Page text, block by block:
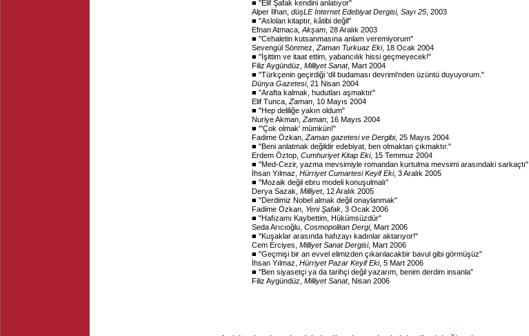
■ "Elif Şafak kendini anlatıyor"
Alper İlhan, düşLE İnternet Edebiyat Dergisi, Sayı 25 , 2003
■ "Aslolan kitaptır, kâtibi değil"
Efnan Atmaca, Akşam , 28 Aralık 2003
■ "Cehaletin kutsanmasına anlam veremiyorum"
Sevengül Sönmez, Zaman Turkuaz Eki, 18 Ocak 2004
■ "İşittim ve itaat ettim, yabancılık hissi geçmeyecek!"
Filiz Aygündüz, Milliyet Sanat, Mart 2004
■ "Türkçenin geçirdiği 'dil budaması devrimi'nden üzüntü duyuyorum. "
Dünya Gazetesi, 21 Nisan 2004
■ "Arafta kalmak, hudutları aşmaktır"
Elif Tunca, Zaman , 10 Mayıs 2004
■ "Hep deliliğe yakın oldum"
Nuriye Akman, Zaman , 16 Mayıs 2004
■ "'Çok olmak' mümkün!"
Fadime Özkan, Zaman gazetesi ve Dergibi, 25 Mayıs 2004
■ "Beni anlatmak değildir edebiyat, ben olmaktan çıkmaktır."
Erdem Öztop, Cumhuriyet Kitap Eki, 15 Temmuz 2004
■ "Med-Cezir, yazma mevsimiyle romandan kurtulma mevsimi arasındaki sarkaçtı"
İhsan Yılmaz, Hürriyet Cumartesi Keyif Eki, 3 Aralık 2005
■ "Mozaik değil ebru modeli konuşulmalı"
Derya Sazak, Milliyet, 12 Aralık 2005
■ "Derdimiz Nobel almak değil onaylanmak"
Fadime Özkan, Yeni Şafak , 3 Ocak 2006
■ "Hafızamı Kaybettim, Hükümsüzdür"
Seda Arıcıoğlu, Cosmopolitan Dergi, Mart 2006
■ "Kuşaklar arasında hafızayı kadınlar aktarıyor!"
Cem Erciyes, Milliyet Sanat Dergisi, Mart 2006
■ "Geçmişi bir an evvel elimizden çıkarılacakbir bavul gibi görmüşüz"
İhsan Yılmaz, Hürriyet Pazar Keyif Eki, 5 Mart 2006
■ "Ben siyasetçi ya da tarihçi değil yazarım, benim derdim insanla"
Filiz Aygündüz, Milliyet Sanat, Nisan 2006